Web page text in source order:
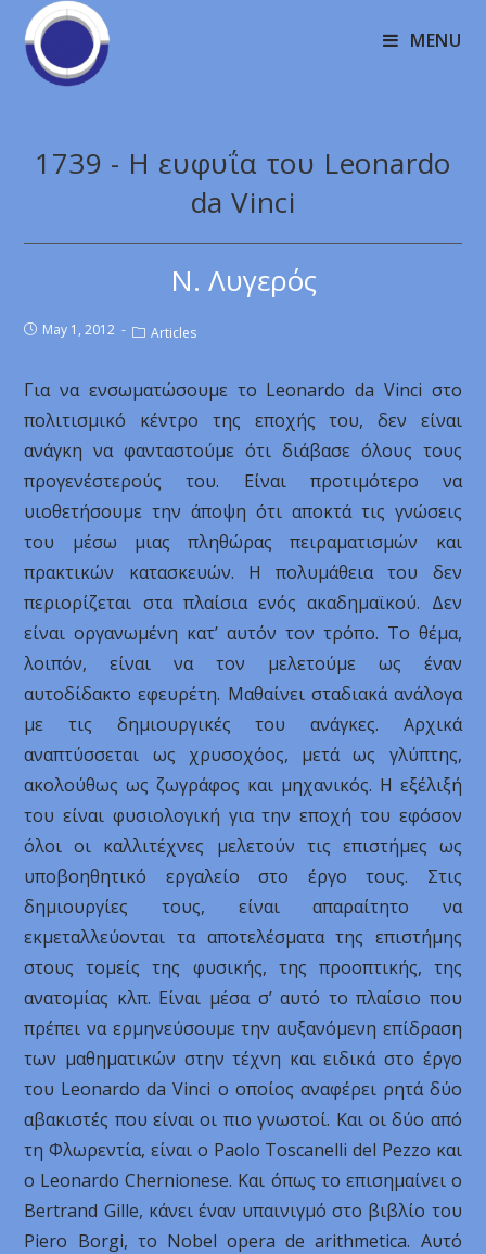
MENU
1739 - Η ευφυΐα του Leonardo
da Vinci
Ν. Λυγερός
May 1, 2012 Articles
Για να ενσωματώσουμε το Leonardo da Vinci στο
πολιτισμικό κέντρο της εποχής του, δεν είναι
ανάγκη να φανταστούμε ότι διάβασε όλους τους
προγενέστερούς του. Είναι προτιμότερο να
υιοθετήσουμε την άποψη ότι αποκτά τις γνώσεις
του μέσω μιας πληθώρας πειραματισμών και
πρακτικών κατασκευών. Η πολυμάθεια του δεν
περιορίζεται στα πλαίσια ενός ακαδημαϊκού. Δεν
είναι οργανωμένη κατ’ αυτόν τον τρόπο. Το θέμα,
λοιπόν, είναι να τον μελετούμε ως έναν
αυτοδίδακτο εφευρέτη. Μαθαίνει σταδιακά ανάλογα
με τις δημιουργικές του ανάγκες. Αρχικά
αναπτύσσεται ως χρυσοχόος, μετά ως γλύπτης,
ακολούθως ως ζωγράφος και μηχανικός. Η εξέλιξή
του είναι φυσιολογική για την εποχή του εφόσον
όλοι οι καλλιτέχνες μελετούν τις επιστήμες ως
υποβοηθητικό εργαλείο στο έργο τους. Στις
δημιουργίες τους, είναι απαραίτητο να
εκμεταλλεύονται τα αποτελέσματα της επιστήμης
στους τομείς της φυσικής, της προοπτικής, της
ανατομίας κλπ. Είναι μέσα σ’ αυτό το πλαίσιο που
πρέπει να ερμηνεύσουμε την αυξανόμενη επίδραση
των μαθηματικών στην τέχνη και ειδικά στο έργο
του Leonardo da Vinci ο οποίος αναφέρει ρητά δύο
αβακιστές που είναι οι πιο γνωστοί. Και οι δύο από
τη Φλωρεντία, είναι ο Paolo Toscanelli del Pezzo και
o Leonardo Chernionese. Και όπως το επισημαίνει ο
Bertrand Gille, κάνει έναν υπαινιγμό στο βιβλίο του
Piero Borgi, το Nobel opera de arithmetica. Αυτό